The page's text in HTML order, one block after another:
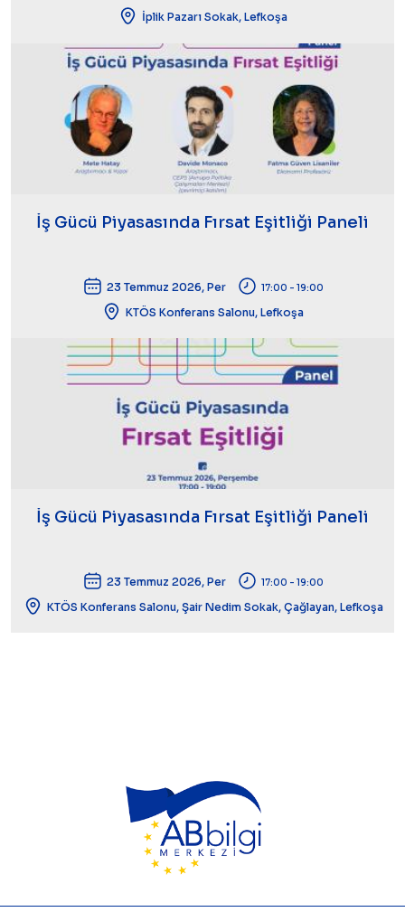
İplik Pazarı Sokak, Lefkoşa
İş Gücü Piyasasında Fırsat Eşitliği Paneli
23 Temmuz 2026, Per 17:00 - 19:00
KTÖS Konferans Salonu, Lefkoşa
İş Gücü Piyasasında Fırsat Eşitliği Paneli
23 Temmuz 2026, Per 17:00 - 19:00
KTÖS Konferans Salonu, Şair Nedim Sokak, Çağlayan, Lefkoşa